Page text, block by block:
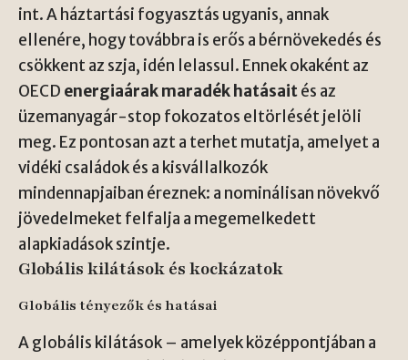
int. A háztartási fogyasztás ugyanis, annak
ellenére, hogy továbbra is erős a bérnövekedés és
csökkent az szja, idén lelassul. Ennek okaként az
OECD energiaárak maradék hatásaités az
üzemanyagár-stop fokozatos eltörlését jelöli
meg. Ez pontosan azt a terhet mutatja, amelyet a
vidéki családok és a kisvállalkozók
mindennapjaiban éreznek: a nominálisan növekvő
jövedelmeket felfalja a megemelkedett
alapkiadások szintje.
Globális kilátások és kockázatok
Globális tényezők és hatásai
A globális kilátások – amelyek középpontjában a